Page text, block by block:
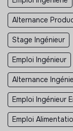
Alternance
Stage Ingénieur
Emploi Ingénieur
Alternance
Emploi Ingénieur
Emploi